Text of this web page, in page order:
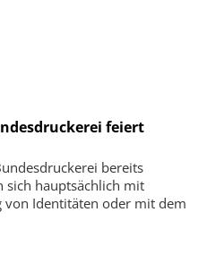
feiert
bereits
sich hauptsächlich mit
von Identitäten oder mit dem